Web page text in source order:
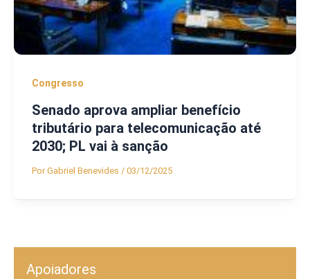
Congresso
Senado aprova ampliar benefício
tributário para telecomunicação até
2030; PL vai à sanção
PorGabriel Benevides / 03/12/2025
Apoiadores